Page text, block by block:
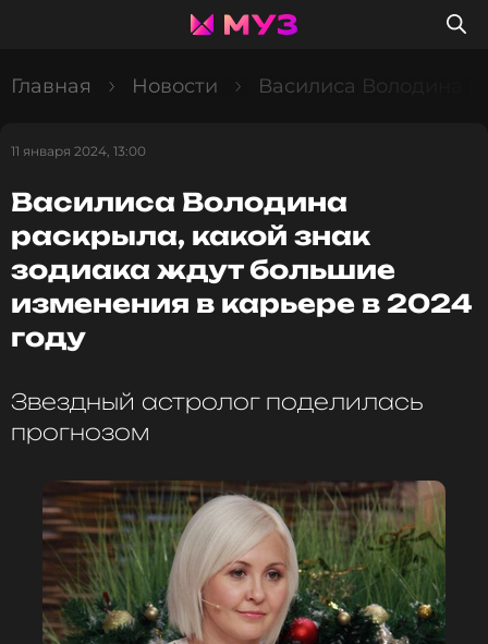
Главная Новости Василиса Володина
11 января 2024, 13:00
Василиса Володина
раскрыла, какой знак
зодиака ждут большие
изменения в карьере в 2024
году
Звездный астролог поделилась
прогнозом